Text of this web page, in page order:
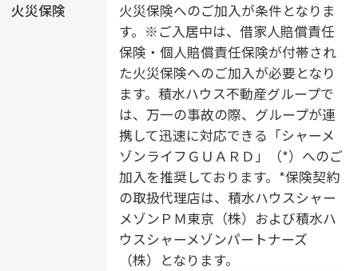
火災保険
火災保険へのご加入が条件となりま
す。※ご入居中は、借家人賠償責任
保険・個人賠償責任保険が付帯され
た火災保険へのご加入が必要となり
ます。積水ハウス不動産グループで
は、万一の事故の際、グループが連
携して迅速に対応できる「シャーメ
ゾンライフＧＵＡＲＤ」（*）へのご
加入を推奨しております。*保険契約
の取扱代理店は、積水ハウスシャー
メゾンＰＭ東京（株）および積水ハ
ウスシャーメゾンパートナーズ
（株）となります。